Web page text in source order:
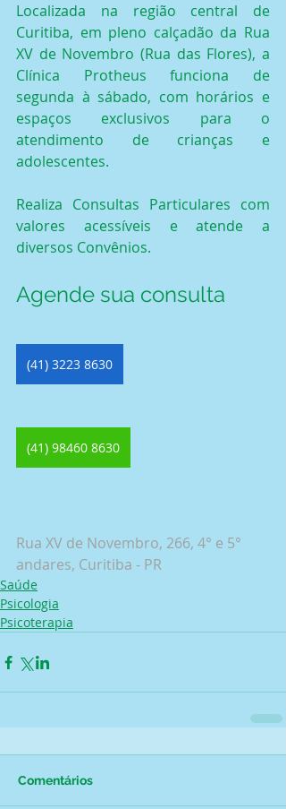
Localizada na região central de
Curitiba, em pleno calçadão da Rua
XV de Novembro (Rua das Flores), a
Clínica Protheus funciona de
segunda à sábado, com horários e
espaços exclusivos para o
atendimento de crianças e
adolescentes.
Realiza Consultas Particulares com
valores acessíveis e atende a
diversos Convênios.
Agende sua consulta
(41) 3223 8630
(41) 98460 8630
Rua XV de Novembro, 266, 4° e 5°
andares, Curitiba - PR
Saúde
Psicologia
Psicoterapia
Comentários